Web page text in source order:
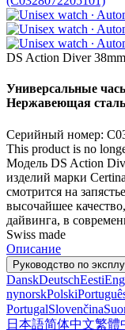
DS Action Diver
Универсальные
Нержавеющая
Серийный номер:
This product is no
Модель DS Action
изделий марки
смотрится на
высочайшее
дайвинга, в
Swiss made
Описание
Руководство по
DanskDeutschEesti
nynorskPolski
PortugalSlovenčina
日本語简体中文繁體